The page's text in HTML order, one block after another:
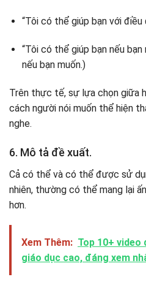
“Tôi có thể giúp bạn với
“Tôi có thể giúp bạn nếu
nếu bạn muốn.)
Trên thực tế, sự lựa chọn giữa
cách người nói muốn thể hiện
nghe.
6. Mô tả đề xuất.
Cả có thể và có thể được sử
nhiên, thường có thể mang lại
hơn.
Xem Thêm: Top 10+ video
giáo dục cao, đáng xem